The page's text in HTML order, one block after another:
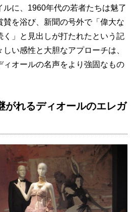
ルに、1960年代の若者たちは魅了
賛を浴び、新聞の号外で「偉大な
く」と見出しが打たれたという記
い感性と大胆なアプローチは、
ィオールの名声をより強固なもの
がれるディオールのエレガ